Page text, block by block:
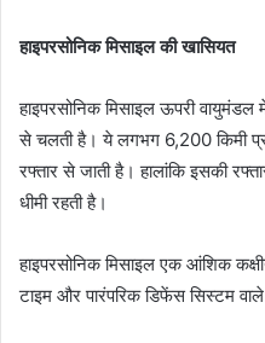
हाइपरसोनिक मिसाइल की खासियत
हाइपरसोनिक मिसाइल ऊपरी वायुमंडल
से चलती है। ये लगभग 6,200 किमी
रफ्तार से जाती है। हालांकि इसकी
धीमी रहती है।
हाइपरसोनिक मिसाइल एक आंशिक
टाइम और पारंपरिक डिफेंस सिस्टम वाले